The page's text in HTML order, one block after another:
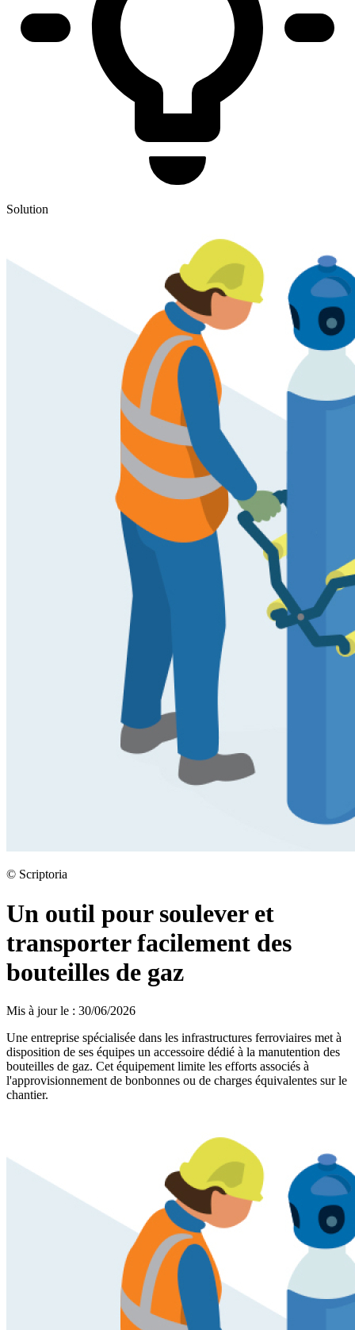
Solution
© Scriptoria
Un outil pour soulever et
transporter facilement des
bouteilles de gaz
Mis à jour le : 30/06/2026
Une entreprise spécialisée dans les infrastructures ferroviaires met à
disposition de ses équipes un accessoire dédié à la manutention des
bouteilles de gaz. Cet équipement limite les efforts associés à
l'approvisionnement de bonbonnes ou de charges équivalentes sur le
chantier.